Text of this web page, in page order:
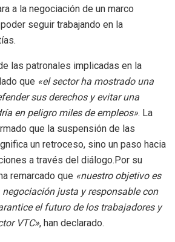
a la negociación de un marco
seguir trabajando en la
las patronales implicadas en la
que «el sector ha mostrado una
sus derechos y evitar una
en peligro miles de empleos». La
que la suspensión de las
un retroceso, sino un paso hacia
a través del diálogo.Por su
remarcado que «nuestro objetivo es
justa y responsable con
el futuro de los trabajadores y
VTC», han declarado.